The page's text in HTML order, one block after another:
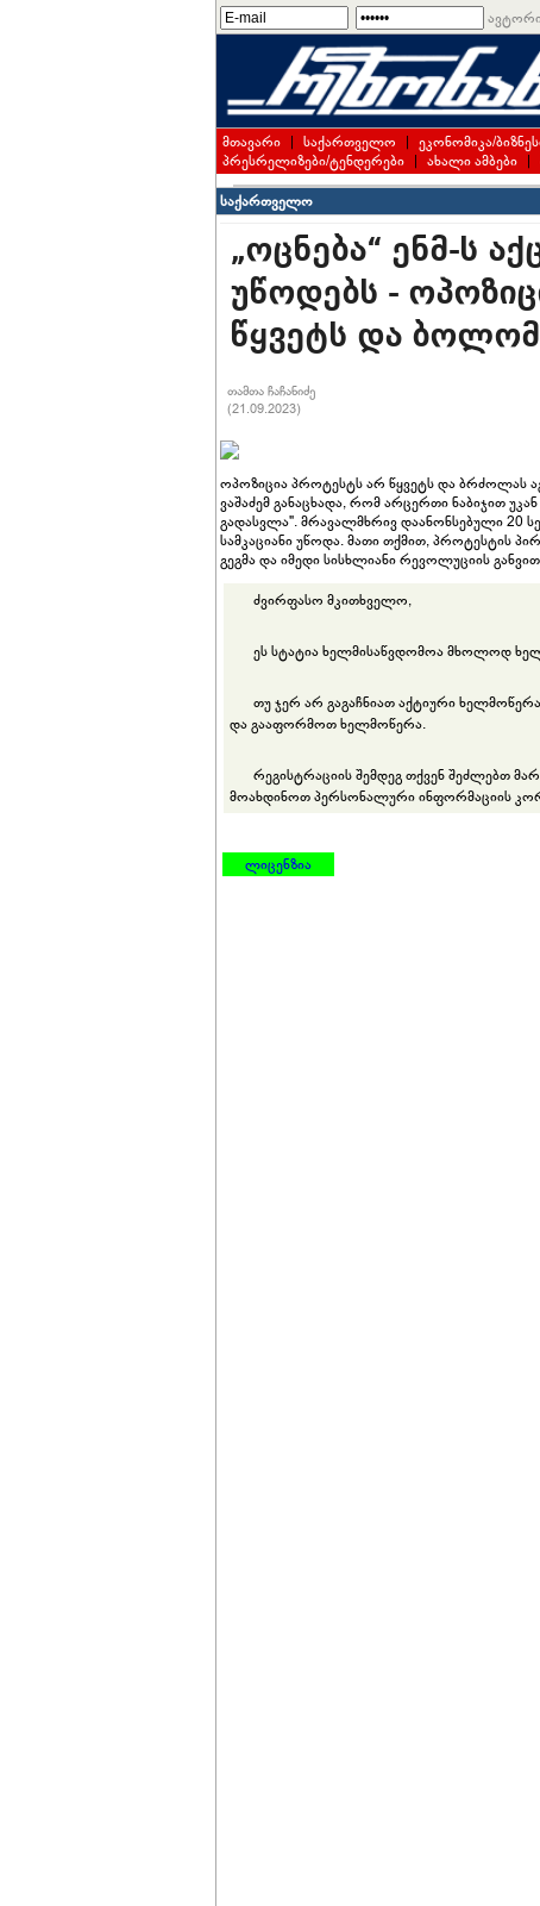
მთავარი | საქართველო | ეკონომიკა/
პრესრელიზები/ტენდერები | ახალი ამბები |
საქართველო
„ოცნება“ ენმ-ს
უწოდებს -
წყვეტს და
თამთა ჩაჩანიძე
(21.09.2023)
ოპოზიცია პროტესტს არ წყვეტს და ბრძოლას
ვაშაძემ განაცხადა, რომ არცერთი ნაბიჯით
გადასვლა". მრავალმხრივ დაანონსებული 20
სამკაციანი უწოდა. მათი თქმით, პროტესტის
გეგმა და იმედი სისხლიანი რევოლუციის
ძვირფასო მკითხველო,
ეს სტატია ხელმისაწვდომოა მხოლოდ
თუ ჯერ არ გაგაჩნიათ აქტიური
და გააფორმოთ ხელმოწერა.
რეგისტრაციის შემდეგ თქვენ შეძლებთ
მოახდინოთ პერსონალური ინფორმაციის
ლიცენზია